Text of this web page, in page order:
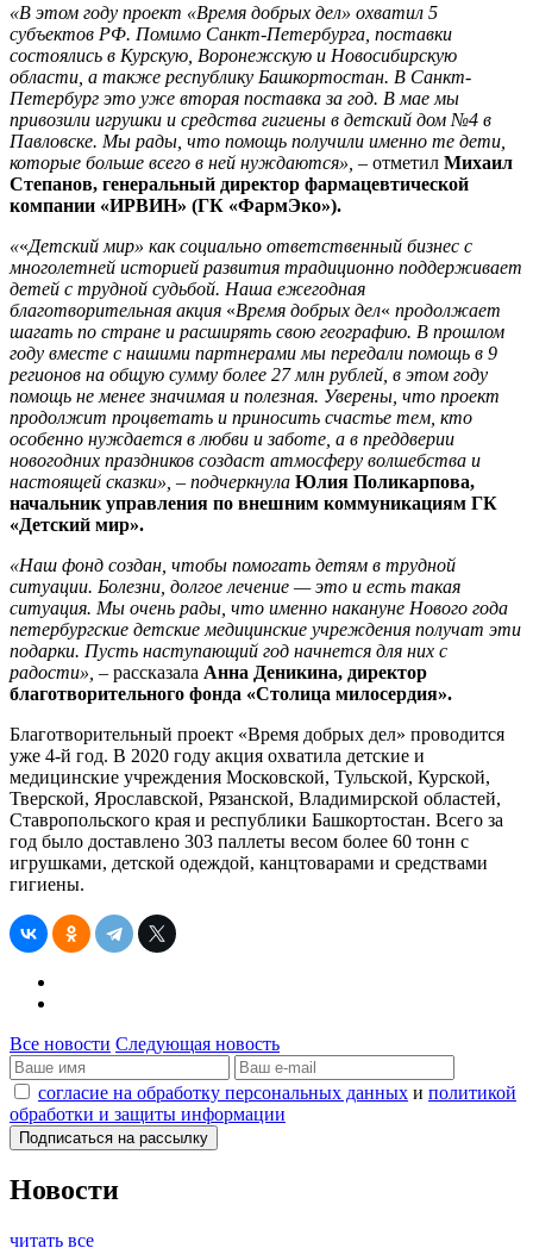
«В этом году проект «Время добрых дел» охватил 5
субъектов РФ. Помимо Санкт-Петербурга, поставки
состоялись в Курскую, Воронежскую и Новосибирскую
области, а также республику Башкортостан. В Санкт-
Петербург это уже вторая поставка за год. В мае мы
привозили игрушки и средства гигиены в детский дом №4 в
Павловске. Мы рады, что помощь получили именно те дети,
которые больше всего в ней нуждаются», – отметил Михаил
Степанов, генеральный директор фармацевтической
компании «ИРВИН» (ГК «ФармЭко»).
««Детский мир» как социально ответственный бизнес с
многолетней историей развития традиционно поддерживает
детей с трудной судьбой. Наша ежегодная
благотворительная акция «Время добрых дел« продолжает
шагать по стране и расширять свою географию. В прошлом
году вместе с нашими партнерами мы передали помощь в 9
регионов на общую сумму более 27 млн рублей, в этом году
помощь не менее значимая и полезная. Уверены, что проект
продолжит процветать и приносить счастье тем, кто
особенно нуждается в любви и заботе, а в преддверии
новогодних праздников создаст атмосферу волшебства и
настоящей сказки», – подчеркнула Юлия Поликарпова,
начальник управления по внешним коммуникациям ГК
«Детский мир».
«Наш фонд создан, чтобы помогать детям в трудной
ситуации. Болезни, долгое лечение — это и есть такая
ситуация. Мы очень рады, что именно накануне Нового года
петербургские детские медицинские учреждения получат эти
подарки. Пусть наступающий год начнется для них с
радости» – рассказала Анна Деникина, директор
благотворительного фонда «Столица милосердия».
Благотворительный проект «Время добрых дел» проводится
уже 4-й год. В 2020 году акция охватила детские и
медицинские учреждения Московской, Тульской, Курской,
Тверской, Ярославской, Рязанской, Владимирской областей,
Ставропольского края и республики Башкортостан. Всего за
год было доставлено 303 паллеты весом более 60 тонн с
игрушками, детской одеждой, канцтоварами и средствами
гигиены.
Все новости Следующая новость
согласие на обработку персональных данных и политикой
обработки и защиты информации
Новости
читать все